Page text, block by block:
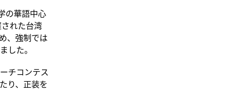
の華語中心
れた台湾
、強制では
した。
チコンテス
り、正装を